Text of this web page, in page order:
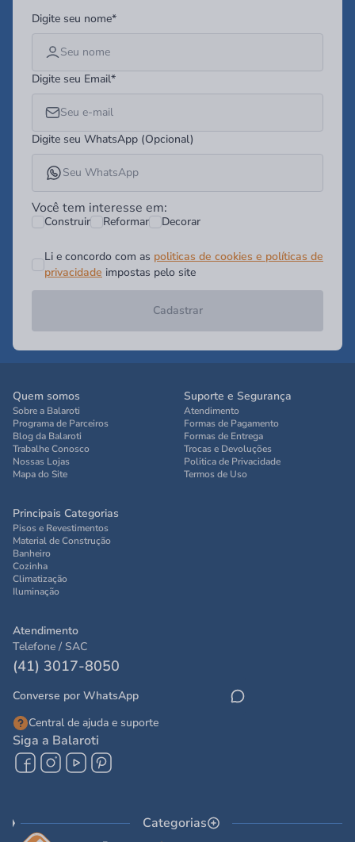
Digite seu nome*
Digite seu Email*
Digite seu WhatsApp (Opcional)
Você tem interesse em:
Construir Reformar Decorar
Li e concordo com as politicas de cookies e políticas de
privacidade impostas pelo site
Cadastrar
Quem somos
Sobre a Balaroti
Programa de Parceiros
Blog da Balaroti
Trabalhe Conosco
Nossas Lojas
Mapa do Site
Suporte e Segurança
Atendimento
Formas de Pagamento
Formas de Entrega
Trocas e Devoluções
Politica de Privacidade
Termos de Uso
Principais Categorias
Pisos e Revestimentos
Material de Construção
Banheiro
Cozinha
Climatização
Iluminação
Atendimento
Telefone / SAC
(41) 3017-8050
Converse por WhatsApp
Central de ajuda e suporte
Siga a Balaroti
Categorias